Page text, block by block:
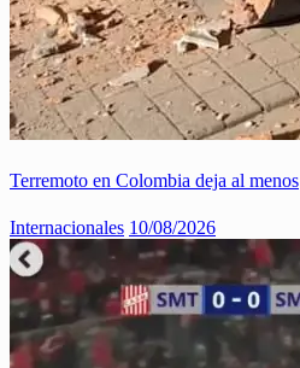
Terremoto en Colombia deja al menos
Internacionales 10/08/2026